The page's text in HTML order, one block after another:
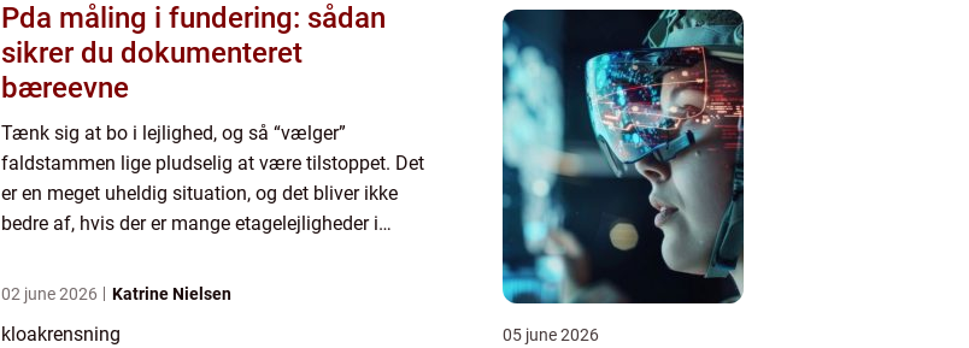
Pda måling i fundering: sådan
sikrer du dokumenteret
bæreevne
Tænk sig at bo i lejlighed, og så “vælger”
faldstammen lige pludselig at være tilstoppet. Det
er en meget uheldig situation, og det bliver ikke
bedre af, hvis der er mange etagelejligheder i
02 june 2026 Katrine Nielsen
kloakrensning 05 june 2026